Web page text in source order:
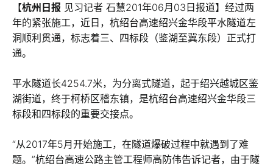
【杭州日报 见习记者 石慧201年06月03日报道】经过两
年的紧张施工，近日，杭绍台高速绍兴金华段平水隧道左
洞顺利贯通，标志着三、四标段（鉴湖至冀东段）正式打
通。
平水隧道长4254.7米，为分离式隧道，起于绍兴越城区鉴
湖街道，终于柯桥区稽东镇，是杭绍台高速绍兴金华段三
标段和四标段的重要交接点。
“从2017年5月开始施工，在隧道爆破过程中就遇到了难
题。”杭绍台高速公路主管工程师高防伟告诉记者，由于隧